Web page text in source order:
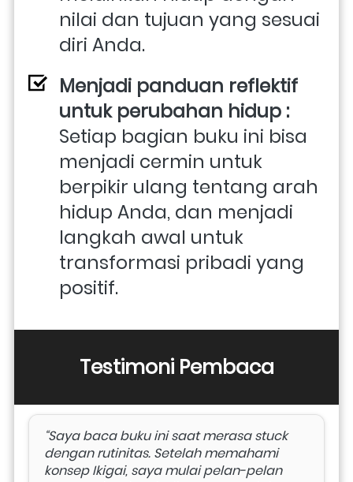
nilai dan tujuan yang sesuai
diri Anda.
Menjadi panduan reflektif
Setiap bagian buku ini bisa
menjadi cermin untuk
berpikir ulang tentang arah
hidup Anda, dan menjadi
langkah awal untuk
transformasi pribadi yang
positif.
Testimoni Pembaca
“Saya baca buku ini saat merasa stuck
dengan rutinitas. Setelah memahami
konsep Ikigai, saya mulai pelan-pelan